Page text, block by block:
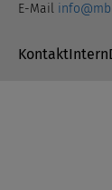
E-Mail
Navigation
KontaktIntern